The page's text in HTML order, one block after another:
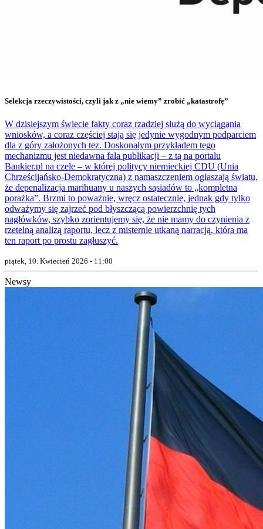
Selekcja rzeczywistości, czyli jak z „nie wiemy” zrobić „katastrofę”
W dzisiejszym świecie fakty coraz rzadziej służą do wyciągania
wniosków, a coraz częściej stają się jedynie wygodnym podparciem
dla z góry założonych tez. Doskonałym przykładem tego
mechanizmu jest niedawna fala publikacji – z tą na portalu
Bankier.pl na czele – w której politycy niemieckiej CDU (Unia
Chrześcijańsko-Demokratyczna) z namaszczeniem ogłaszają światu,
że depenalizacja marihuany u naszych sąsiadów to „kompletna
porażka”. Brzmi to poważnie, wręcz ostatecznie, jednak gdy tylko
odważymy się zajrzeć pod błyszczącą powierzchnię tych
nagłówków, szybko zorientujemy się, że nie mamy do czynienia z
rzetelną analizą raportu, lecz z misternie utkaną narracją, która ma
ten raport po prostu zagłuszyć.
piątek, 10. Kwiecień 2026 - 11:00
Newsy